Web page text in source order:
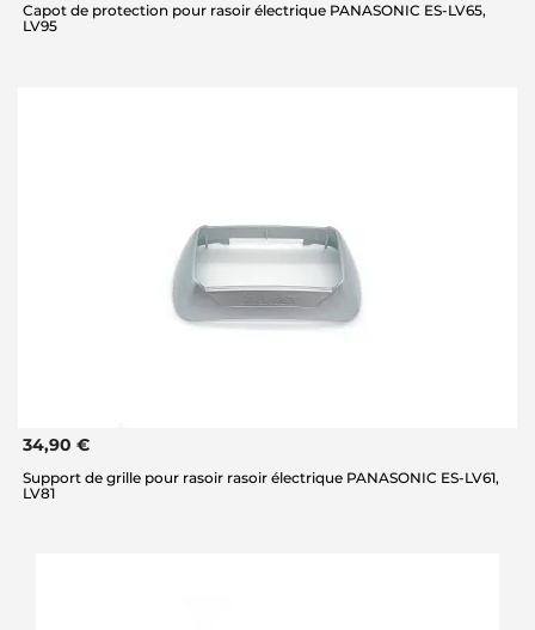
Capot de protection pour rasoir électrique PANASONIC ES-LV65,
LV95
34,90 €
Support de grille pour rasoir rasoir électrique PANASONIC ES-LV61,
LV81